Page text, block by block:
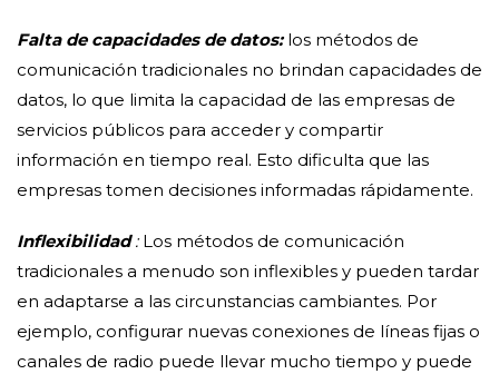
Falta de capacidades de datos: los métodos de
comunicación tradicionales no brindan capacidades de
datos, lo que limita la capacidad de las empresas de
servicios públicos para acceder y compartir
información en tiempo real. Esto dificulta que las
empresas tomen decisiones informadas rápidamente.
Inflexibilidad:Los métodos de comunicación
tradicionales a menudo son inflexibles y pueden tardar
en adaptarse a las circunstancias cambiantes. Por
ejemplo, configurar nuevas conexiones de líneas fijas o
canales de radio puede llevar mucho tiempo y puede